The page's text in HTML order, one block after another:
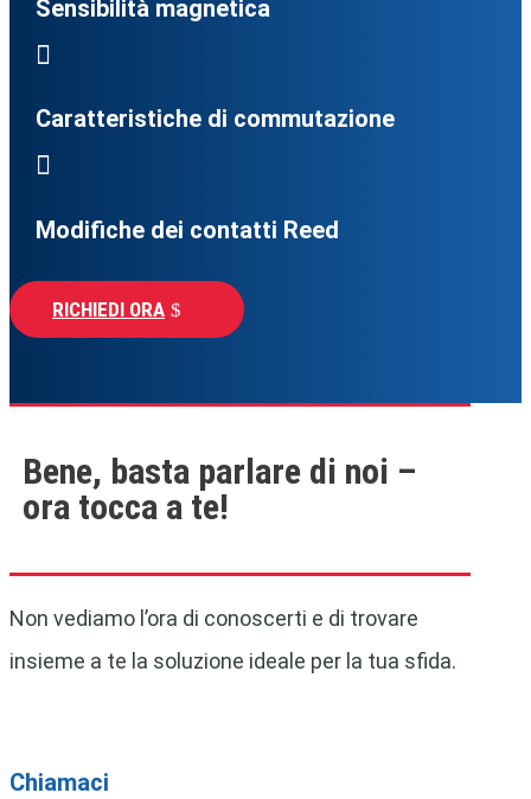
Sensibilità magnetica

Caratteristiche di commutazione

Modifiche dei contatti Reed
RICHIEDI ORA
Bene, basta parlare di noi –
ora tocca a te!
Non vediamo l’ora di conoscerti e di trovare
insieme a te la soluzione ideale per la tua sfida.
Chiamaci